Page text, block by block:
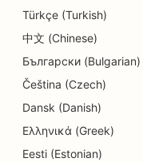
SEO para
SEO para
SEO para
SEO para
Türkçe (Turkish)
中文 (Chinese)
Български (Bulgarian)
Čeština (Czech)
Dansk (Danish)
Ελληνικά (Greek)
Eesti (Estonian)